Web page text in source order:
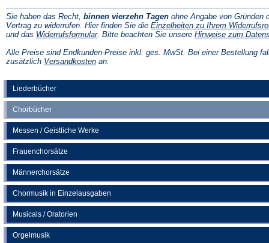
Liederbücher
Chorbücher
Messen / Geistliche Werke
Frauenchorsätze
Männerchorsätze
Chormusik in Einzelausgaben
Musicals / Oratorien
Orgelmusik
Sie haben das Recht, binnen vierzehn Tagen ohne Angabe von Gründen
Vertrag zu widerrufen. Hier finden Sie die Einzelheiten zu Ihrem
und das Widerrufsformular(Öffnet
einem
neuen
. Bitte beachten Sie unsere Hinweise zum
Alle Preise sind Endkunden-Preise inkl. ges. MwSt. Bei einer Bestellung
zusätzlich Versandkosten(Öffnet
an.